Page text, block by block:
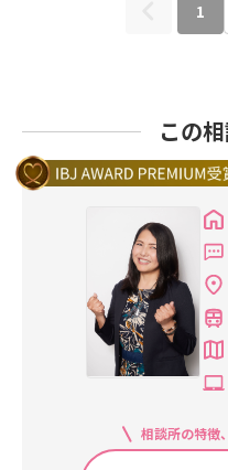
1
この
相談所の特徴